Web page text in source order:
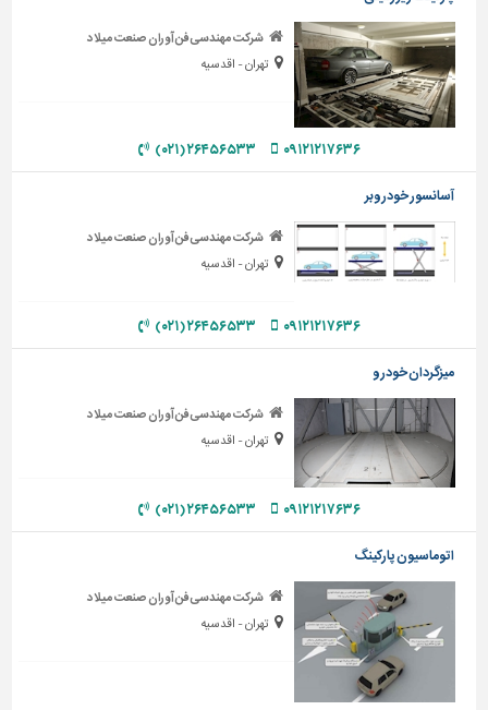
سرویس
بهداشتی
ابزار،یراق
و
ماشین
برقی،روشنایی،ایمنی
محوطه
سازی
و
ساخت
و
تاسیسات
ساختمان
شهرسازی،
و
سازه
سایر
شرکت مهندسی فن آوران صنعت میلاد
تهران - اقدسیه
۰۹۱۲۱۲۱۷۶۳۶ ۲۶۴۵۶۵۳۳ (۰۲۱)
آسانسور خودروبر
شرکت مهندسی فن آوران صنعت میلاد
تهران - اقدسیه
۰۹۱۲۱۲۱۷۶۳۶ ۲۶۴۵۶۵۳۳ (۰۲۱)
میزگردان خودرو
شرکت مهندسی فن آوران صنعت میلاد
تهران - اقدسیه
۰۹۱۲۱۲۱۷۶۳۶ ۲۶۴۵۶۵۳۳ (۰۲۱)
اتوماسیون پارکینگ
شرکت مهندسی فن آوران صنعت میلاد
تهران - اقدسیه